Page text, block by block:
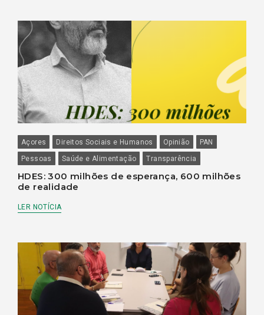
Açores Direitos Sociais e Humanos Opinião
PAN
Pessoas
Saúde e Alimentação Transparência
HDES: 300 milhões de esperança, 600 milhões
de realidade
LER NOTÍCIA